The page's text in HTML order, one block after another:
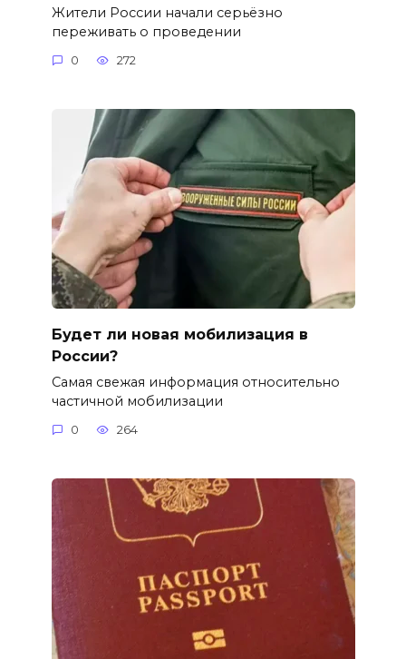
Жители России начали серьёзно
переживать о проведении
0 272
Будет ли новая мобилизация в
России?
Самая свежая информация относительно
частичной мобилизации
0 264